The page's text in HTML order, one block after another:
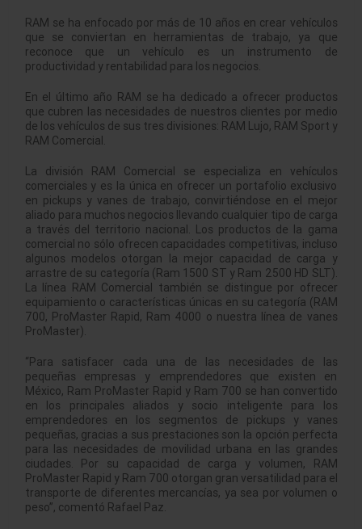
RAM se ha enfocado por más de 10 años en crear vehículos
que se conviertan en herramientas de trabajo, ya que
reconoce que un vehículo es un instrumento de
productividad y rentabilidad para los negocios.
En el último año RAM se ha dedicado a ofrecer productos
que cubren las necesidades de nuestros clientes por medio
de los vehículos de sus tres divisiones: RAM Lujo, RAM Sport y
RAM Comercial.
La división RAM Comercial se especializa en vehículos
comerciales y es la única en ofrecer un portafolio exclusivo
en pickups y vanes de trabajo, convirtiéndose en el mejor
aliado para muchos negocios llevando cualquier tipo de carga
a través del territorio nacional. Los productos de la gama
comercial no sólo ofrecen capacidades competitivas, incluso
algunos modelos otorgan la mejor capacidad de carga y
arrastre de su categoría (Ram 1500 ST y Ram 2500 HD SLT).
La línea RAM Comercial también se distingue por ofrecer
equipamiento o características únicas en su categoría (RAM
700, ProMaster Rapid, Ram 4000 o nuestra línea de vanes
ProMaster).
“Para satisfacer cada una de las necesidades de las
pequeñas empresas y emprendedores que existen en
México, Ram ProMaster Rapid y Ram 700 se han convertido
en los principales aliados y socio inteligente para los
emprendedores en los segmentos de pickups y vanes
pequeñas, gracias a sus prestaciones son la opción perfecta
para las necesidades de movilidad urbana en las grandes
ciudades. Por su capacidad de carga y volumen, RAM
ProMaster Rapid y Ram 700 otorgan gran versatilidad para el
transporte de diferentes mercancías, ya sea por volumen o
peso”, comentó Rafael Paz.